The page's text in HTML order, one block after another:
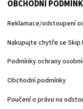
OBCHODNÍ
Reklamace/odstoupení
Nakupujte chytře se Skip
Podmínky ochrany
Obchodní podmínky
Poučení o právu na